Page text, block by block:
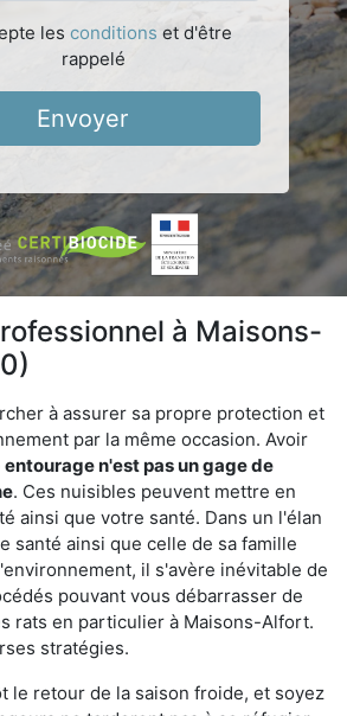
les conditions et d'être
rappelé
Envoyer
à Maisons-
à assurer sa propre protection et
par la même occasion. Avoir
entourage n'est pas un gage de
. Ces nuisibles peuvent mettre en
ainsi que votre santé. Dans un l'élan
santé ainsi que celle de sa famille
il s'avère inévitable de
pouvant vous débarrasser de
rats en particulier à Maisons-Alfort.
stratégies.
le retour de la saison froide, et soyez